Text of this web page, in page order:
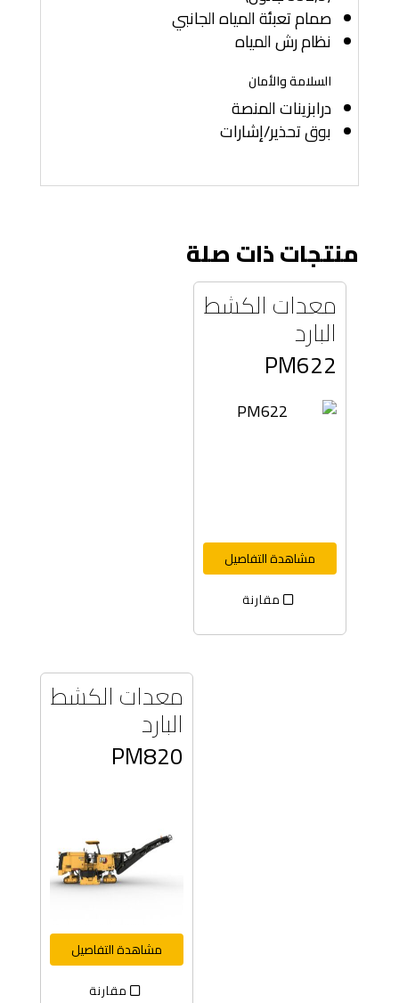
صمام تعبئة المياه الجانبي
نظام رش المياه
السلامة والأمان
درابزينات المنصة
بوق تحذير/إشارات
منتجات ذات صلة
معدات الكشط
البارد
PM622
مشاهدة التفاصيل
مقارنة
معدات الكشط
البارد
PM820
مشاهدة التفاصيل
مقارنة